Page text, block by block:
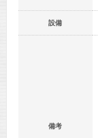
設備
備考